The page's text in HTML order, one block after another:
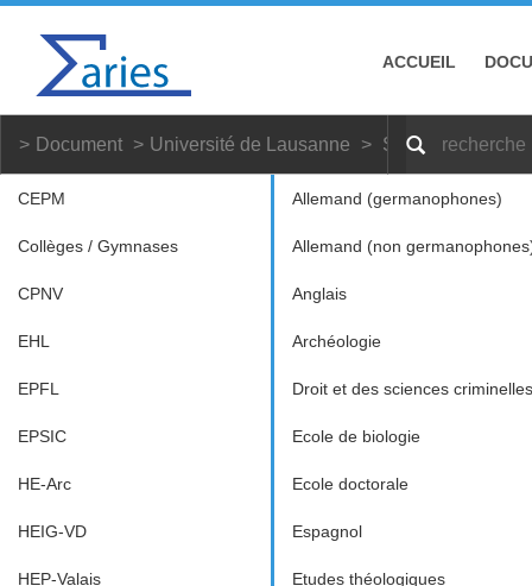
ACCUEIL
Document Université de Lausanne Sciences du sport
CEPM
Collèges / Gymnases
CPNV
EHL
EPFL
EPSIC
HE-Arc
HEIG-VD
HEP-Valais
Allemand (germanophones)
Allemand (non
Anglais
Archéologie
Droit et des sciences criminelles
Ecole de biologie
Ecole doctorale
Espagnol
Etudes théologiques